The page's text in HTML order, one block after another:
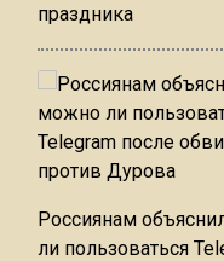
праздника
Россиянам
ли пользоваться